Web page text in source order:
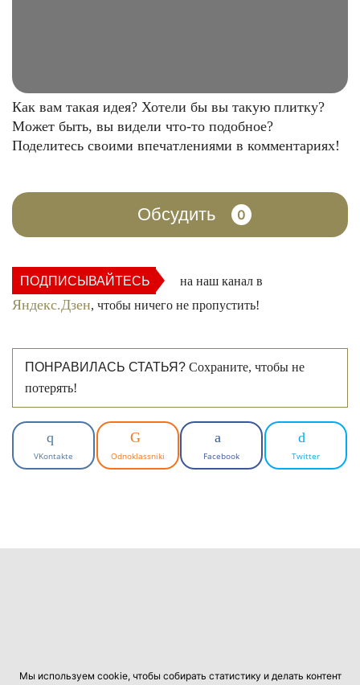
Как вам такая идея? Хотели бы вы такую плитку?
Может быть, вы видели что-то подобное?
Поделитесь своими впечатлениями в комментариях!
Обсудить 0
ПОДПИСЫВАЙТЕСЬ на наш канал в
Яндекс.Дзен, чтобы ничего не пропустить!
ПОНРАВИЛАСЬ СТАТЬЯ? Сохраните, чтобы не
потерять!
VKontakte Odnoklassniki Facebook Twitter
Мы используем cookie, чтобы собирать статистику и делать контент